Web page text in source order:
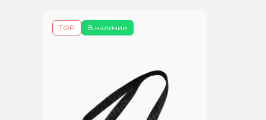
В наличии
TOP